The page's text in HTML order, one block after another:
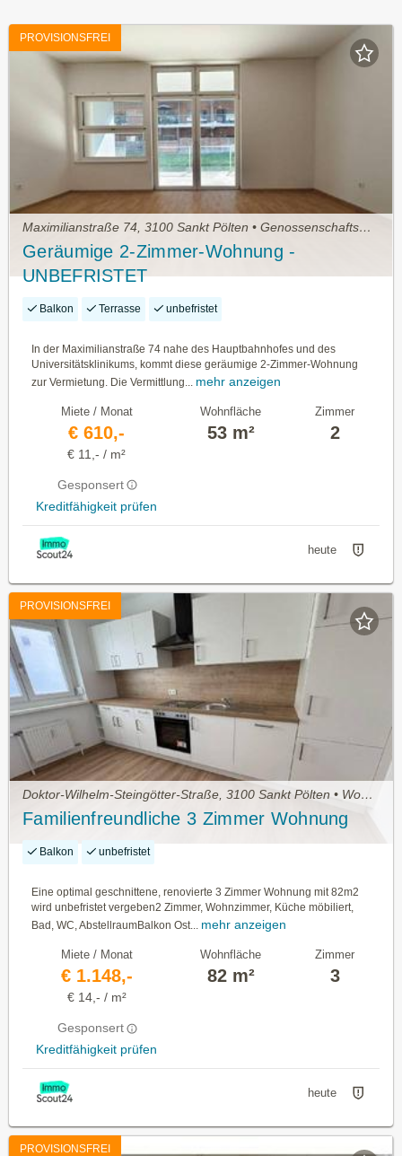
PROVISIONSFREI
Maximilianstraße 74, 3100 Sankt Pölten • Genossenschaftswohnung
Geräumige 2-Zimmer-Wohnung -
UNBEFRISTET
Balkon Terrasse unbefristet
In der Maximilianstraße 74 nahe des Hauptbahnhofes und des
Universitätsklinikums, kommt diese geräumige 2-Zimmer-Wohnung
zur Vermietung. Die Vermittlung... mehr anzeigen
Miete / Monat
€ 610,-
€ 11,- / m²
Gesponsert
Kreditfähigkeit prüfen
Wohnfläche
53 m²
Zimmer
2
heute
PROVISIONSFREI
Doktor-Wilhelm-Steingötter-Straße, 3100 Sankt Pölten • Wohnung mieten
Familienfreundliche 3 Zimmer Wohnung
Balkon unbefristet
Eine optimal geschnittene, renovierte 3 Zimmer Wohnung mit 82m2
wird unbefristet vergeben2 Zimmer, Wohnzimmer, Küche möbiliert,
Bad, WC, AbstellraumBalkon Ost... mehr anzeigen
Miete / Monat
€ 1.148,-
€ 14,- / m²
Gesponsert
Kreditfähigkeit prüfen
Wohnfläche
82 m²
Zimmer
3
heute
PROVISIONSFREI